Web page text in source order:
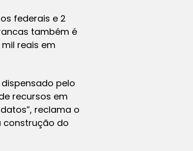
federais e 2
também é
reais em
pelo
recursos em
reclama o
construção do